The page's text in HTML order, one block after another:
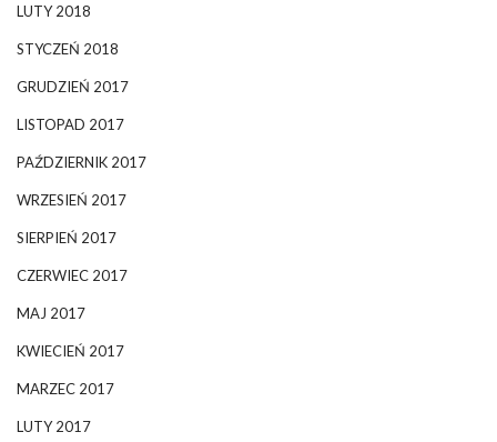
LUTY 2018
STYCZEŃ 2018
GRUDZIEŃ 2017
LISTOPAD 2017
PAŹDZIERNIK 2017
WRZESIEŃ 2017
SIERPIEŃ 2017
CZERWIEC 2017
MAJ 2017
KWIECIEŃ 2017
MARZEC 2017
LUTY 2017